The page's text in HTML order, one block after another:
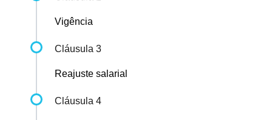
Vigência
Cláusula 3
Reajuste salarial
Cláusula 4